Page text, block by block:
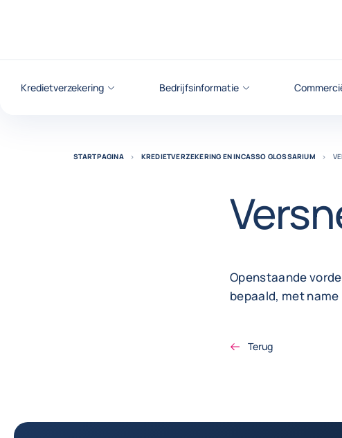
Kredietverzekering Bedrijfsinformatie
STARTPAGINA KREDIETVERZEKERING EN INCASSO GLOSSARIUM
Openstaande
bepaald, met
Terug